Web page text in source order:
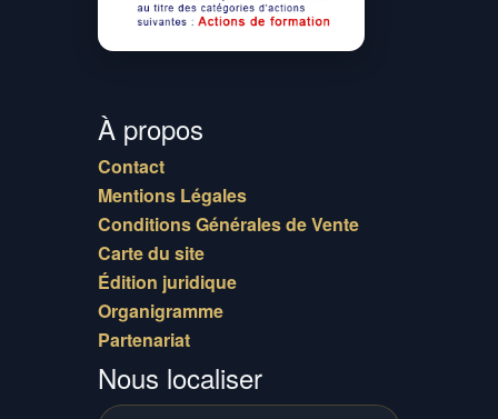
À propos
Contact
Mentions Légales
Conditions Générales de Vente
Carte du site
Édition juridique
Organigramme
Partenariat
Nous localiser